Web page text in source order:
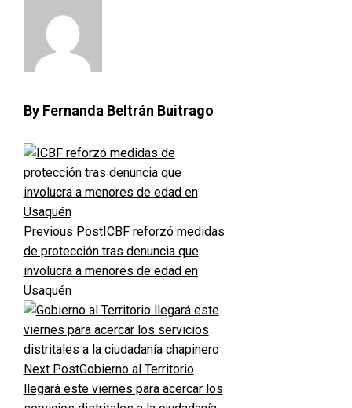
By Fernanda Beltrán Buitrago
Previous PostICBF reforzó medidas
de protección tras denuncia que
involucra a menores de edad en
Usaquén
Next PostGobierno al Territorio
llegará este viernes para acercar los